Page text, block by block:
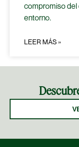
compromiso del
entorno.
LEER MÁS »